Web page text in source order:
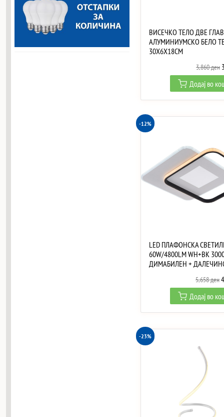
ВИСЕЧКО ТЕЛО ДВЕ
АЛУМИНИУМСКО БЕЛО
30X6X18CM
3,860ден
Додај во
-12%
LED ПЛАФОНСКА
60W/4800LM WH+BK
ДИМАБИЛЕН +
5,658ден
Додај во
-23%